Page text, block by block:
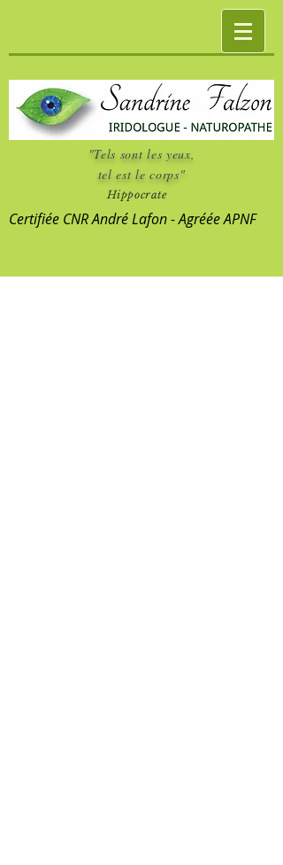
"Tels sont les yeux,
tel est le corps"
Hippocrate
Certifiée CNR André Lafon - Agréée APNF